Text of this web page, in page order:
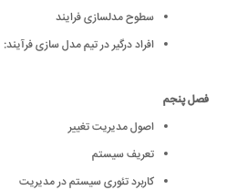
سطوح مدلسازی فرایند
افراد درگیر در تیم مدل سازی فرآیند:
فصل پنجم
اصول مدیریت تغییر
تعریف سیستم
کاربرد تئوری سیستم در مدیریت